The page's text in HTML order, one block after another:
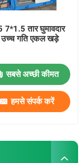
तार घुमावदार
उच्च गति एकल खड़े
सबसे अच्छी कीमत
हमसे संपर्क करें